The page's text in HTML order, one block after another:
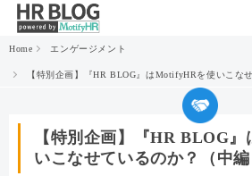
Home エンゲージメント
【特別企画】『HR BLOG』はMotifyHRを使いこな
【特別企画】『HR BLOG
いこなせているのか？（中編